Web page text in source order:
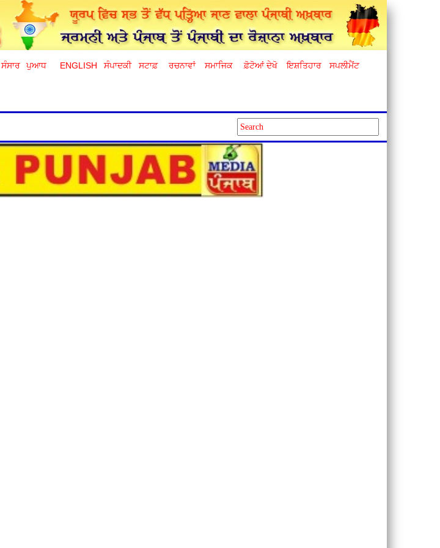
ਪੁਆਧ ENGLISH ਸੰਪਾਦਕੀ ਸਟਾਫ਼ ਰਚਨਾਵਾਂ ਸਮਾਜਿਕ ਫ਼ੋਟੋਆਂ ਦੇਖੋ ਇਸ਼ਤਿਹਾਰ ਸਪਲੀਮੈਂਟ